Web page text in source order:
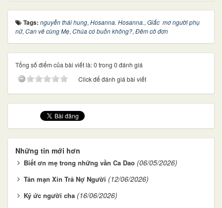
Tags: nguyễn thái hung, Hosanna. Hosanna., Giấc mơ người phụ
nữ, Can vê cùng Mẹ, Chúa có buồn không?, Đêm cô đơn
Tổng số điểm của bài viết là: 0 trong 0 đánh giá
Click để đánh giá bài viết
Những tin mới hơn
Biết ơn mẹ trong những vần Ca Dao (06/05/2026)
Tản mạn Xin Trả Nợ Người (12/06/2026)
Ký ức người cha (16/06/2026)